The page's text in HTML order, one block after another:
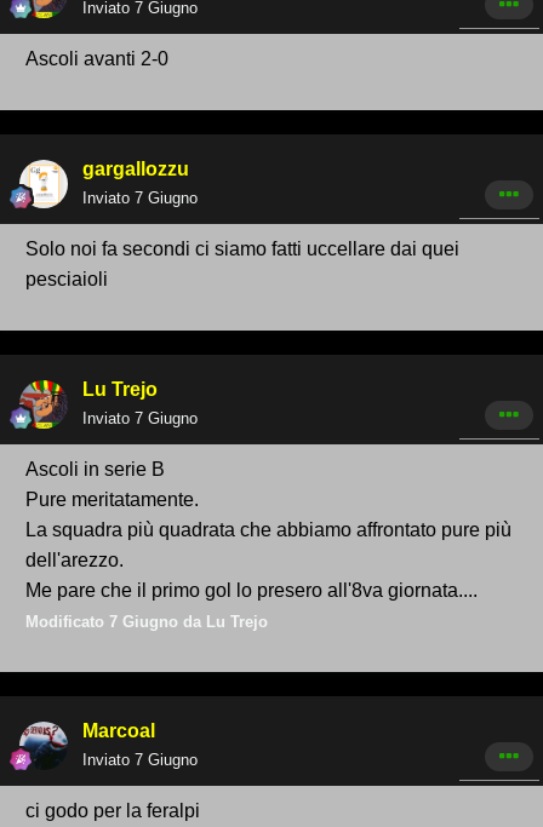
Inviato 7 Giugno
Ascoli avanti 2-0
gargallozzu
Inviato 7 Giugno
Solo noi fa secondi ci siamo fatti uccellare dai quei
pesciaioli
Lu Trejo
Inviato 7 Giugno
Ascoli in serie B
Pure meritatamente.
La squadra più quadrata che abbiamo affrontato pure più
dell'arezzo.
Me pare che il primo gol lo presero all'8va giornata....
Modificato 7 Giugno da Lu Trejo
Marcoal
Inviato 7 Giugno
ci godo per la feralpi